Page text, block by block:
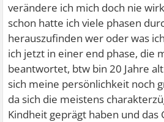
verändere ich mich doch nie
schon hatte ich viele phasen
herauszufinden wer oder was
ich jetzt in einer end phase, die
beantwortet, btw bin 20 Jahre
sich meine persönlichkeit noch
da sich die meistens
Kindheit geprägt haben und das